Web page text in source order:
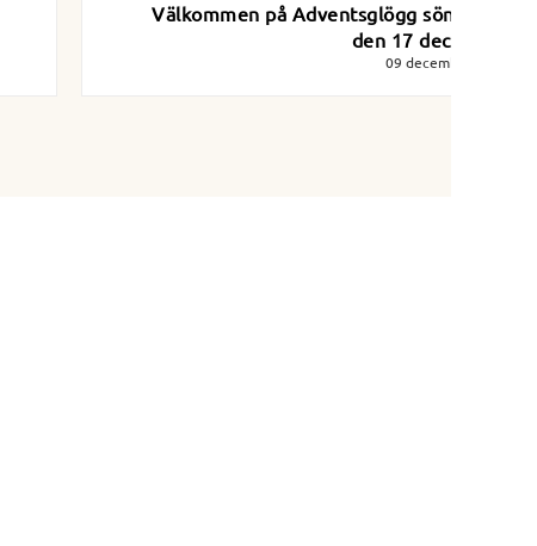
Välkommen på Adventsglögg söndagen
den 17 december
09 december 2023